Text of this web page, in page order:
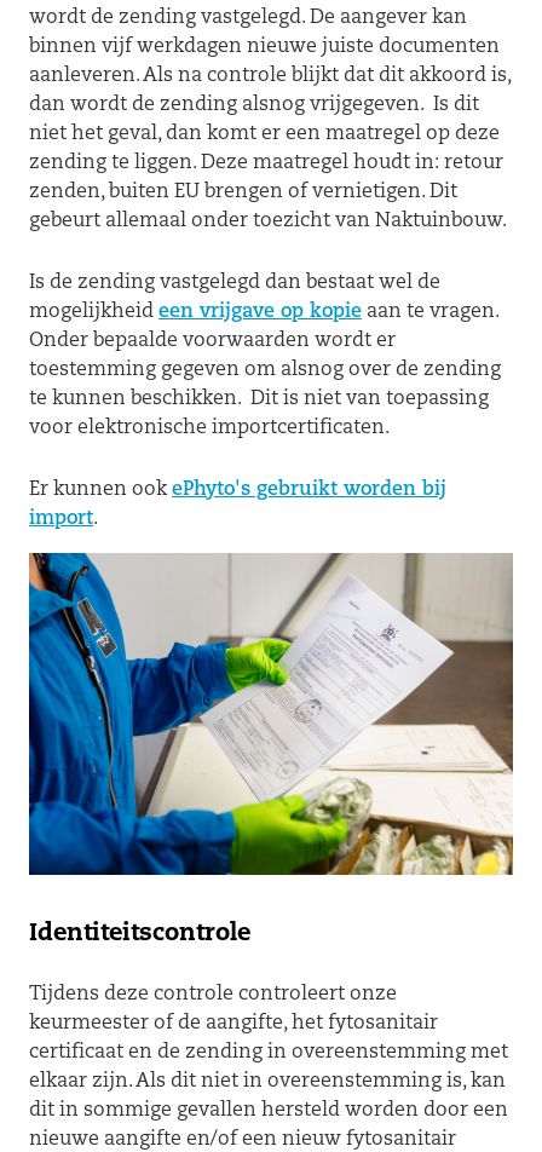
wordt de zending vastgelegd. De aangever kan
binnen vijf werkdagen nieuwe juiste documenten
aanleveren. Als na controle blijkt dat dit akkoord is,
dan wordt de zending alsnog vrijgegeven. Is dit
niet het geval, dan komt er een maatregel op deze
zending te liggen. Deze maatregel houdt in: retour
zenden, buiten EU brengen of vernietigen. Dit
gebeurt allemaal onder toezicht van Naktuinbouw.
Is de zending vastgelegd dan bestaat wel de
mogelijkheid een vrijgave op kopie aan te vragen.
Onder bepaalde voorwaarden wordt er
toestemming gegeven om alsnog over de zending
te kunnen beschikken. Dit is niet van toepassing
voor elektronische importcertificaten.
Er kunnen ookePhyto's gebruikt worden bij
import.
Identiteitscontrole
Tijdens deze controle controleert onze
keurmeester of de aangifte, het fytosanitair
certificaat en de zending in overeenstemming met
elkaar zijn. Als dit niet in overeenstemming is, kan
dit in sommige gevallen hersteld worden door een
nieuwe aangifte en/of een nieuw fytosanitair